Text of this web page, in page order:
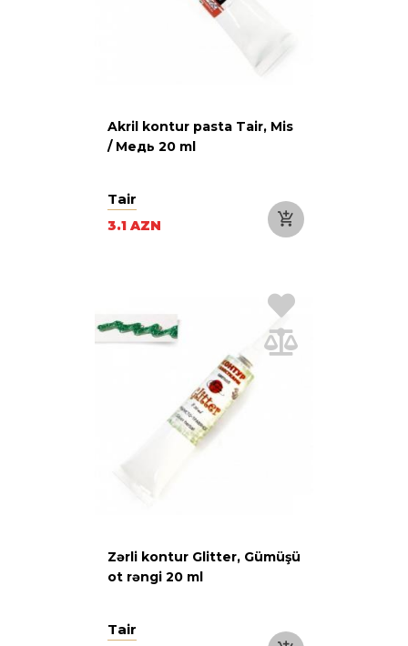
Akril kontur pasta Tair, Mis
/ Медь 20 ml
Tair
3.1 AZN
Zərli kontur Glitter, Gümüşü
ot rəngi 20 ml
Tair